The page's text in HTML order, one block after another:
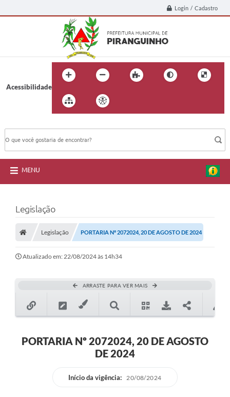
Login / Cadastro
Acessibilidade
MENU
Legislação
Legislação PORTARIA Nº 2072024, 20 DE AGOSTO DE 2024
Atualizado em: 22/08/2024 às 14h34
ARRASTE PARA VER MAIS
PORTARIA Nº 2072024, 20 DE AGOSTO
DE 2024
Início da vigência: 20/08/2024